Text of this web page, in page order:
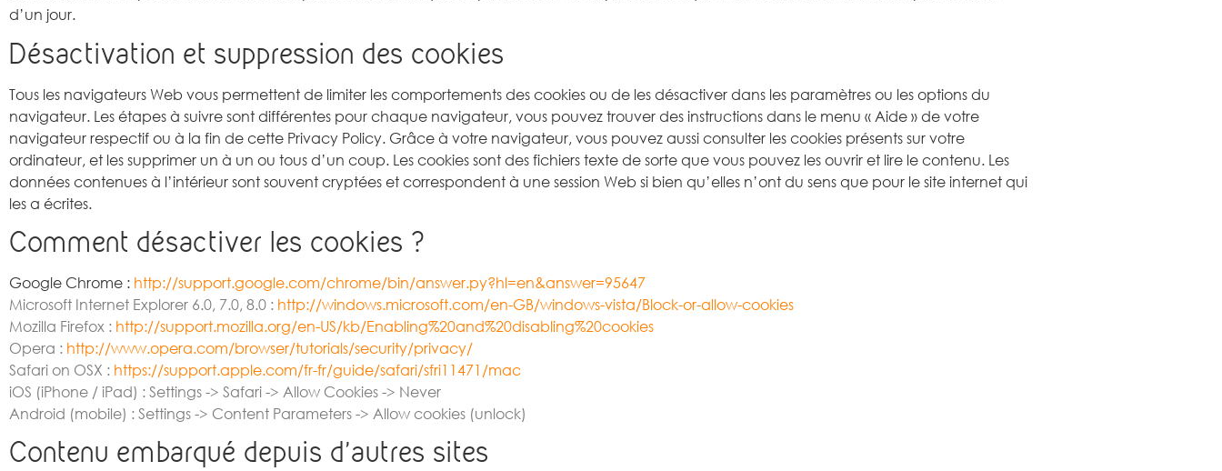
d’un jour.
Désactivation et suppression des cookies
Tous les navigateurs Web vous permettent de limiter les comportements des cookies ou de les désactiver dans les paramètres ou les options du
navigateur. Les étapes à suivre sont différentes pour chaque navigateur, vous pouvez trouver des instructions dans le menu « Aide » de votre
navigateur respectif ou à la fin de cette Privacy Policy. Grâce à votre navigateur, vous pouvez aussi consulter les cookies présents sur votre
ordinateur, et les supprimer un à un ou tous d’un coup. Les cookies sont des fichiers texte de sorte que vous pouvez les ouvrir et lire le contenu. Les
données contenues à l’intérieur sont souvent cryptées et correspondent à une session Web si bien qu’elles n’ont du sens que pour le site internet qui
les a écrites.
Comment désactiver les cookies ?
Google Chrome : http://support.google.com/chrome/bin/answer.py?hl=en&answer=95647
Microsoft Internet Explorer 6.0, 7.0, 8.0 : http://windows.microsoft.com/en-GB/windows-vista/Block-or-allow-cookies
Mozilla Firefox : http://support.mozilla.org/en-US/kb/Enabling%20and%20disabling%20cookies
Opera : http://www.opera.com/browser/tutorials/security/privacy/
Safari on OSX : https://support.apple.com/fr-fr/guide/safari/sfri11471/mac
iOS (iPhone / iPad) : Settings -> Safari -> Allow Cookies -> Never
Android (mobile) : Settings -> Content Parameters -> Allow cookies (unlock)
Contenu embarqué depuis d’autres sites